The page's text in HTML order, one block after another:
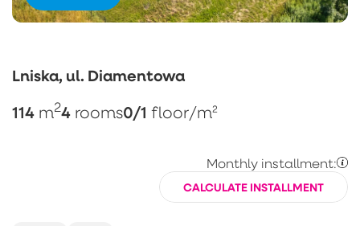
Lniska, ul. Diamentowa
114 m24 rooms0/1 floor/m²
Monthly installment:
CALCULATE INSTALLMENT